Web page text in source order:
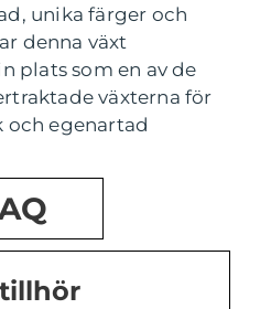
unika färger och
denna växt
plats som en av de
växterna för
och egenartad